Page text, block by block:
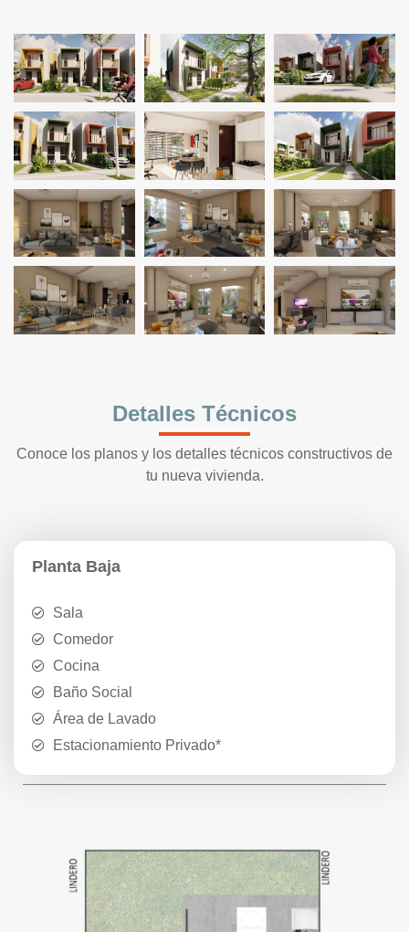
Detalles Técnicos
Conoce los planos y los detalles técnicos constructivos de
tu nueva vivienda.
Planta Baja
Sala
Comedor
Cocina
Baño Social
Área de Lavado
Estacionamiento Privado*